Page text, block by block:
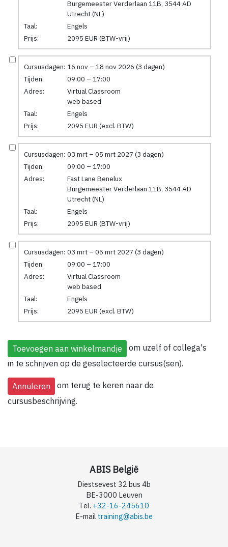
Burgemeester Verderlaan 11B, 3544 AD
Utrecht (NL)
Taal:
Engels
Prijs:
2095 EUR (BTW-vrij)
Cursusdagen: 16 nov – 18 nov 2026 (3 dagen)
Tijden:
09:00 – 17:00
Adres:
Virtual Classroom
web based
Taal:
Engels
Prijs:
2095 EUR (excl. BTW)
Cursusdagen: 03 mrt – 05 mrt 2027 (3 dagen)
Tijden:
09:00 – 17:00
Adres:
Fast Lane Benelux
Burgemeester Verderlaan 11B, 3544 AD
Utrecht (NL)
Taal:
Engels
Prijs:
2095 EUR (BTW-vrij)
Cursusdagen: 03 mrt – 05 mrt 2027 (3 dagen)
Tijden:
09:00 – 17:00
Adres:
Virtual Classroom
web based
Taal:
Engels
Prijs:
2095 EUR (excl. BTW)
om uzelf of collega's
in te schrijven op de geselecteerde cursus(sen).
om terug te keren naar de
cursusbeschrijving.
ABIS België
Diestsevest 32 bus 4b
BE-3000 Leuven
Tel. +32-16-245610
E-mail training@abis.be